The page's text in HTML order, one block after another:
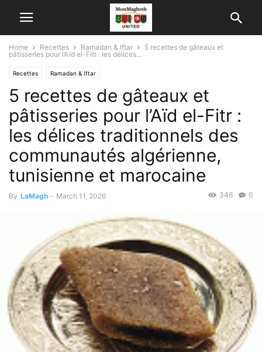
Home Recettes Ramadan & Iftar
5 recettes de gâteaux et
pâtisseries pour l’Aïd el-Fitr : les délices...
Recettes Ramadan & Iftar
5 recettes de gâteaux et
pâtisseries pour l’Aïd el-Fitr :
les délices traditionnels des
communautés algérienne,
tunisienne et marocaine
By LaMagh - March 11, 2026 0
346